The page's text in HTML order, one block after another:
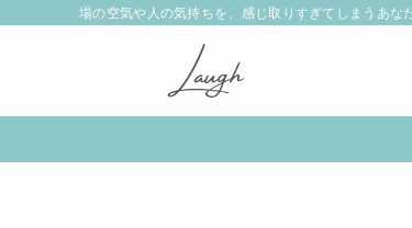
場の空気や人の気持ちを、感じ取りすぎてしまうあな